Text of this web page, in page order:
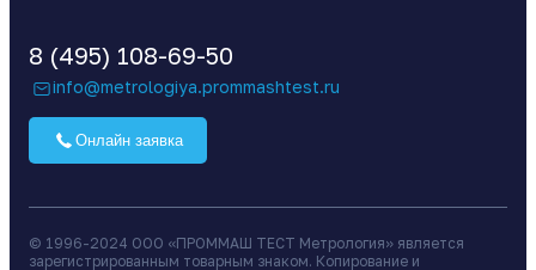
8 (495) 108-69-50
info@metrologiya.prommashtest.ru
Онлайн заявка
© 1996-2024 ООО «ПРОММАШ ТЕСТ Метрология» является
зарегистрированным товарным знаком. Копирование и